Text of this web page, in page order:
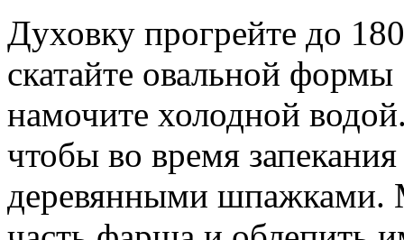
Духовку прогрейте до
скатайте овальной
намочите холодной
чтобы во время
деревянными шпажками.